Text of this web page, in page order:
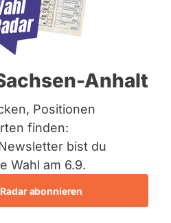
Anhalt
Positionen
finden:
bist du
Wahl am 6.9.
abonnieren
e
r
sich die
zur